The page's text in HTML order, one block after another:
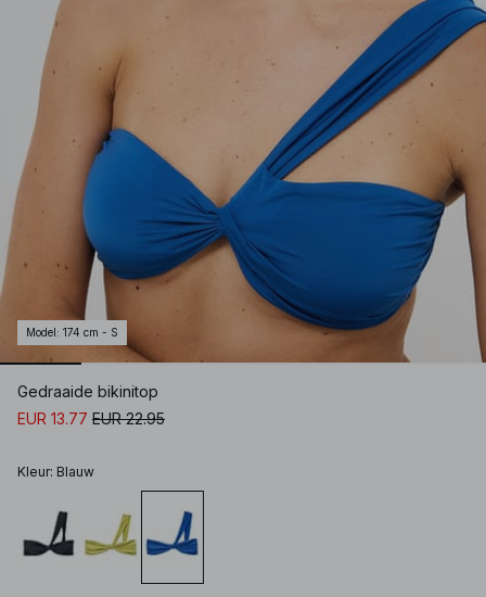
Model : 174 cm - S
Gedraaide bikinitop
EUR 13.77 EUR 22.95
Kleur: Blauw